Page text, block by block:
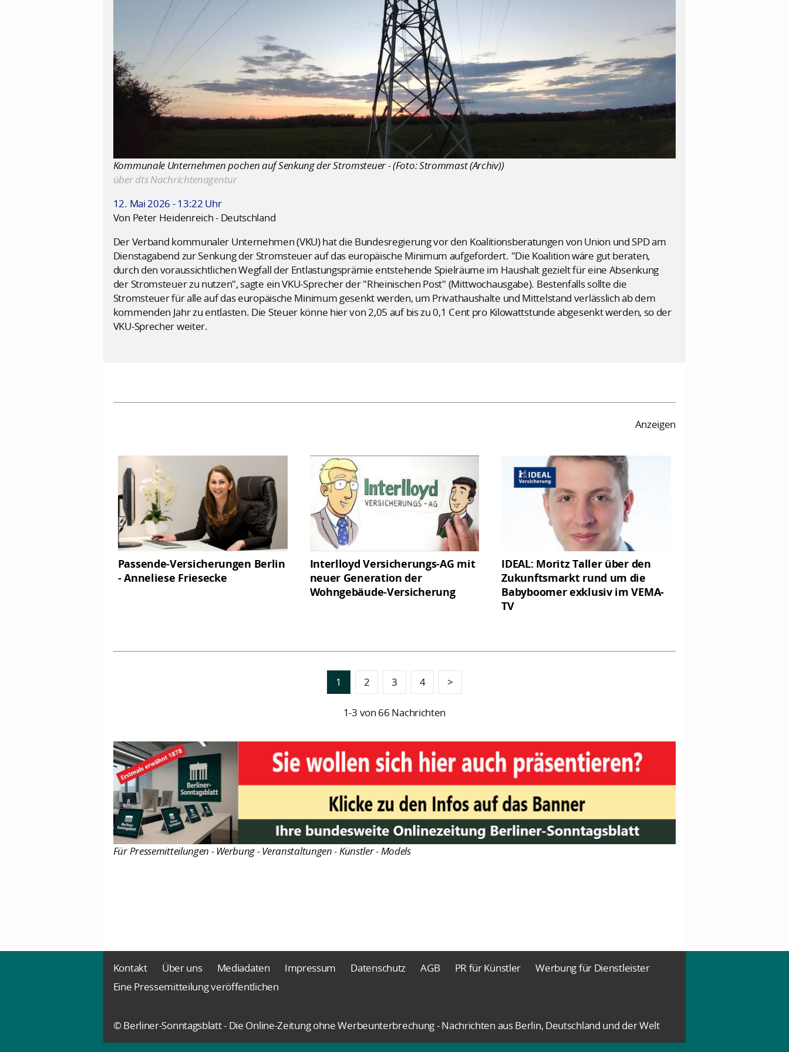
Kommunale Unternehmen pochen auf Senkung der Stromsteuer - (Foto: Strommast (Archiv))
über dts Nachrichtenagentur
12. Mai 2026 - 13:22 Uhr
Von Peter Heidenreich - Deutschland
Der Verband kommunaler Unternehmen (VKU) hat die Bundesregierung vor den Koalitionsberatungen von Union und SPD am
Dienstagabend zur Senkung der Stromsteuer auf das europäische Minimum aufgefordert. "Die Koalition wäre gut beraten,
durch den voraussichtlichen Wegfall der Entlastungsprämie entstehende Spielräume im Haushalt gezielt für eine Absenkung
der Stromsteuer zu nutzen", sagte ein VKU-Sprecher der "Rheinischen Post" (Mittwochausgabe). Bestenfalls sollte die
Stromsteuer für alle auf das europäische Minimum gesenkt werden, um Privathaushalte und Mittelstand verlässlich ab dem
kommenden Jahr zu entlasten. Die Steuer könne hier von 2,05 auf bis zu 0,1 Cent pro Kilowattstunde abgesenkt werden, so der
VKU-Sprecher weiter.
Anzeigen
Passende-Versicherungen Berlin
- Anneliese Friesecke
Interlloyd Versicherungs-AG mit
neuer Generation der
Wohngebäude-Versicherung
IDEAL: Moritz Taller über den
Zukunftsmarkt rund um die
Babyboomer exklusiv im VEMA-
TV
1 2 3 4 >
1-3 von 66 Nachrichten
Für Pressemitteilungen - Werbung - Veranstaltungen - Künstler - Models
Kontakt Über uns Mediadaten Impressum Datenschutz AGB PR für Künstler
Werbung für Dienstleister
Eine Pressemitteilung veröffentlichen
© Berliner-Sonntagsblatt - Die Online-Zeitung ohne Werbeunterbrechung - Nachrichten aus Berlin, Deutschland und der Welt